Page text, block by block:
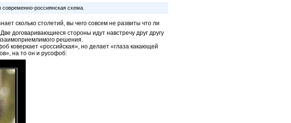
современно-россиянская схема.
сколько столетий, вы чего совсем не развиты что ли
договаривающиеся стороны идут навстречу друг другу
решения.
коверкает «российская», но делает «глаза какающей
на то он и русофоб: